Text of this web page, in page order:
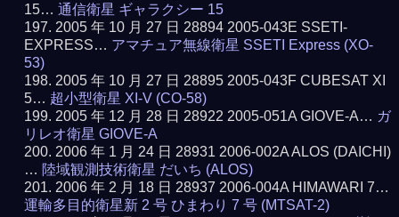
15…通信衛星 ギャラクシー 15
2005 年 10 月 27 日 28894 2005-043E SSETI-
EXPRESS… アマチュア無線衛星 SSETI Express (XO-
53)
2005 年 10 月 27 日 28895 2005-043F CUBESAT XI
5… 超小型衛星 XI-V (CO-58)
2005 年 12 月 28 日 28922 2005-051A GIOVE-A… ガ
リレオ衛星 GIOVE-A
2006 年 1 月 24 日 28931 2006-002A ALOS (DAICHI)
… 陸域観測技術衛星 だいち (ALOS)
2006 年 2 月 18 日 28937 2006-004A HIMAWARI 7…
運輸多目的衛星新 2 号 ひまわり 7 号 (MTSAT-2)